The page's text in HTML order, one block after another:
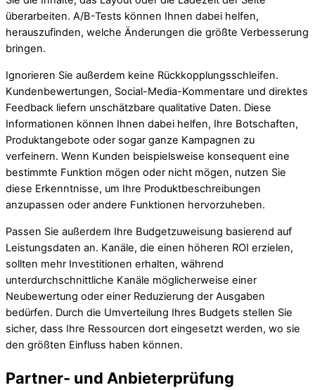
überarbeiten. A/B-Tests können Ihnen dabei helfen,
herauszufinden, welche Änderungen die größte Verbesserung
bringen.
Ignorieren Sie außerdem keine Rückkopplungsschleifen.
Kundenbewertungen, Social-Media-Kommentare und direktes
Feedback liefern unschätzbare qualitative Daten. Diese
Informationen können Ihnen dabei helfen, Ihre Botschaften,
Produktangebote oder sogar ganze Kampagnen zu
verfeinern. Wenn Kunden beispielsweise konsequent eine
bestimmte Funktion mögen oder nicht mögen, nutzen Sie
diese Erkenntnisse, um Ihre Produktbeschreibungen
anzupassen oder andere Funktionen hervorzuheben.
Passen Sie außerdem Ihre Budgetzuweisung basierend auf
Leistungsdaten an. Kanäle, die einen höheren ROI erzielen,
sollten mehr Investitionen erhalten, während
unterdurchschnittliche Kanäle möglicherweise einer
Neubewertung oder einer Reduzierung der Ausgaben
bedürfen. Durch die Umverteilung Ihres Budgets stellen Sie
sicher, dass Ihre Ressourcen dort eingesetzt werden, wo sie
den größten Einfluss haben können.
Partner- und Anbieterprüfung